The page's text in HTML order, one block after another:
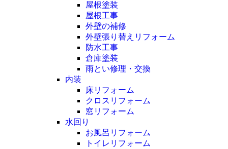
屋根塗装
屋根工事
外壁の補修
外壁張り替えリフォーム
防水工事
倉庫塗装
雨とい修理・交換
内装
床リフォーム
クロスリフォーム
窓リフォーム
水回り
お風呂リフォーム
トイレリフォーム